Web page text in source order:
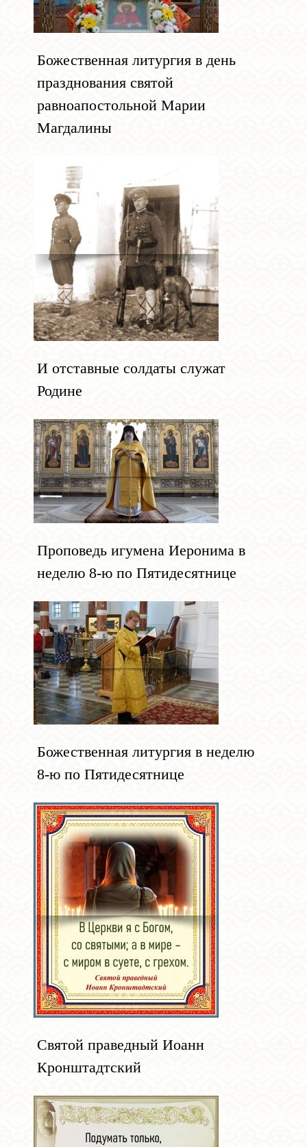
Божественная литургия в день
празднования святой
равноапостольной Марии
Магдалины
И отставные солдаты служат
Родине
Проповедь игумена Иеронима в
неделю 8-ю по Пятидесятнице
Божественная литургия в неделю
8-ю по Пятидесятнице
Святой праведный Иоанн
Кронштадтский